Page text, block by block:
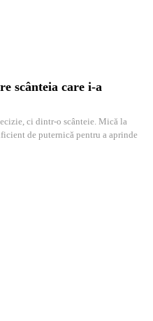
scânteia care i-a
ci dintr-o scânteie. Mică la
de puternică pentru a aprinde